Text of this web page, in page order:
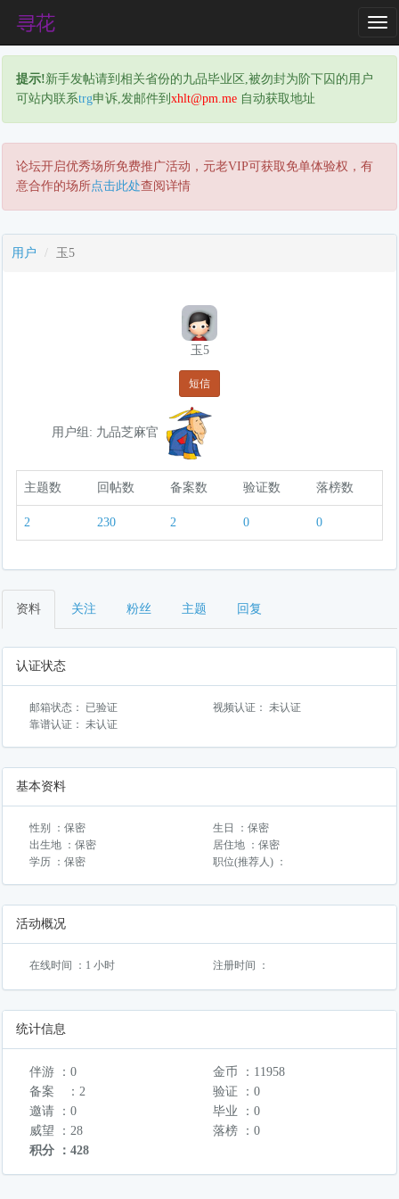
T
o
e
N
提示!新手发帖请到相关省份的九品毕业区,被勿封为阶下囚的用户
可站内联系trg申诉,发邮件到 xhlt@pm.me 自动获取地址
论坛开启优秀场所免费推广活动，元老VIP可获取免单体验权，有
意合作的场所点击此处查阅详情
用户 玉5
玉5
短信
用户组: 九品芝麻官
主题数 回帖数 备案数 验证数 落榜数
2 230 2 0 0
资料 关注 粉丝 主题 回复
认证状态
邮箱状态： 已验证
视频认证： 未认证
靠谱认证： 未认证
基本资料
性别 ：保密
生日 ：保密
出生地 ：保密
居住地 ：保密
学历 ：保密
职位(推荐人) ：
活动概况
在线时间 ：1 小时 注册时间 ：
统计信息
伴游 ：0
金币 ：11958
备案 ：2
验证 ：0
邀请 ：0
毕业 ：0
威望 ：28
落榜 ：0
积分 ：428